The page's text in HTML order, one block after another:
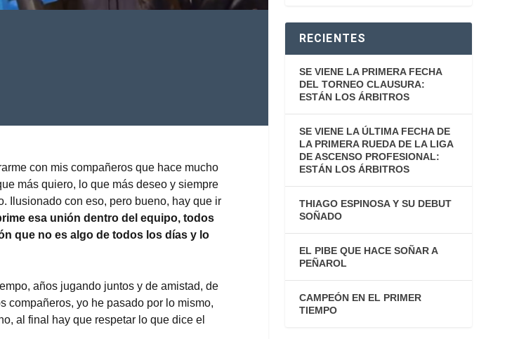
con mis compañeros que hace mucho
más quiero, lo que más deseo y siempre
Ilusionado con eso, pero bueno, hay que ir
esa unión dentro del equipo, todos
que no es algo de todos los días y lo
años jugando juntos y de amistad, de
compañeros, yo he pasado por lo mismo,
al final hay que respetar lo que dice el
RECIENTES
SE VIENE LA PRIMERA FECHA
DEL TORNEO CLAUSURA:
ESTÁN LOS ÁRBITROS
SE VIENE LA ÚLTIMA FECHA DE
LA PRIMERA RUEDA DE LA LIGA
DE ASCENSO PROFESIONAL:
ESTÁN LOS ÁRBITROS
THIAGO ESPINOSA Y SU DEBUT
SOÑADO
EL PIBE QUE HACE SOÑAR A
PEÑAROL
CAMPEÓN EN EL PRIMER
TIEMPO